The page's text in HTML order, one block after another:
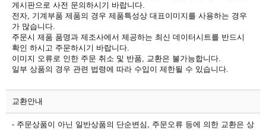
게시판으로 사전 문의하시기 바랍니다.
전자, 기계부품 제품의 경우 제품특성상 대표이미지를 사용하는 경우
가 많습니다.
주문시 제품 품명과 제조사에서 제공하는 최신 데이터시트를 반드시
확인 하시고 주문하시기 바랍니다.
이미지 오류로 인한 주문 취소 및 반품, 교환은 불가능합니다.
일부 상품의 경우 관련 법령에 따라 수입이 제한될 수 있습니다.
교환안내
- 주문상품이 아닌 일반상품의 단순변심, 주문오류 등에 의한 교환은 상